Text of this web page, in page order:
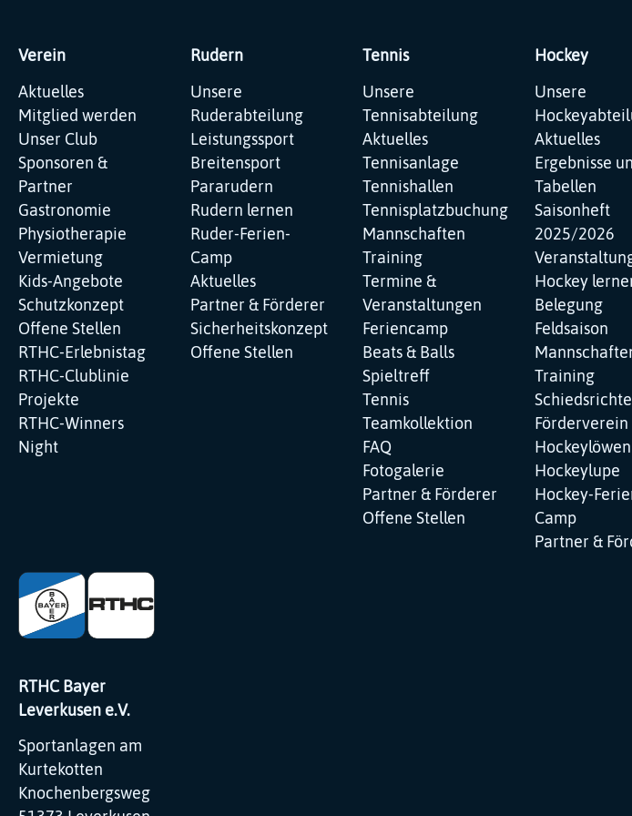
Verein
Navigation
überspringen
Aktuelles
Mitglied werden
Unser Club
Sponsoren &
Partner
Gastronomie
Physiotherapie
Vermietung
Kids-Angebote
Schutzkonzept
Offene Stellen
RTHC-Erlebnistag
RTHC-Clublinie
Projekte
RTHC-Winners
Night
Rudern
Navigation
überspringen
Unsere
Ruderabteilung
Leistungssport
Breitensport
Pararudern
Rudern lernen
Ruder-Ferien-
Camp
Aktuelles
Partner & Förderer
Sicherheitskonzept
Offene Stellen
Tennis
Navigation
überspringen
Unsere
Tennisabteilung
Aktuelles
Tennisanlage
Tennishallen
Tennisplatzbuchung
Mannschaften
Training
Termine &
Veranstaltungen
Feriencamp
Beats & Balls
Spieltreff
Tennis
Teamkollektion
FAQ
Fotogalerie
Partner & Förderer
Offene Stellen
Hockey
Navigation
überspringen
Unsere
Aktuelles
Ergebnisse
Tabellen
Saisonheft
2025/2026
Hockey
Belegung
Feldsaison
Training
Förderverein
Hockeylöwen
Hockeylupe
Hockey-
Camp
Partner &
RTHC Bayer
Leverkusen e.V.
Sportanlagen am
Kurtekotten
Knochenbergsweg